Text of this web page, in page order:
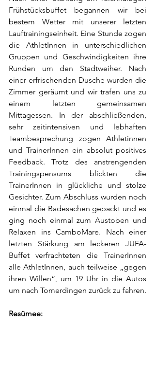
Frühstücksbuffet begannen wir bei
bestem Wetter mit unserer letzten
Lauftrainingseinheit. Eine Stunde zogen
die AthletInnen in unterschiedlichen
Gruppen und Geschwindigkeiten ihre
Runden um den Stadtweiher. Nach
einer erfrischenden Dusche wurden die
Zimmer geräumt und wir trafen uns zu
einem letzten gemeinsamen
Mittagessen. In der abschließenden,
sehr zeitintensiven und lebhaften
Teambesprechung zogen Athletinnen
und TrainerInnen ein absolut positives
Feedback. Trotz des anstrengenden
Trainingspensums blickten die
TrainerInnen in glückliche und stolze
Gesichter. Zum Abschluss wurden noch
einmal die Badesachen gepackt und es
ging noch einmal zum Austoben und
Relaxen ins CamboMare. Nach einer
letzten Stärkung am leckeren JUFA-
Buffet verfrachteten die TrainerInnen
alle AthletInnen, auch teilweise „gegen
ihren Willen“, um 19 Uhr in die Autos
Resümee: